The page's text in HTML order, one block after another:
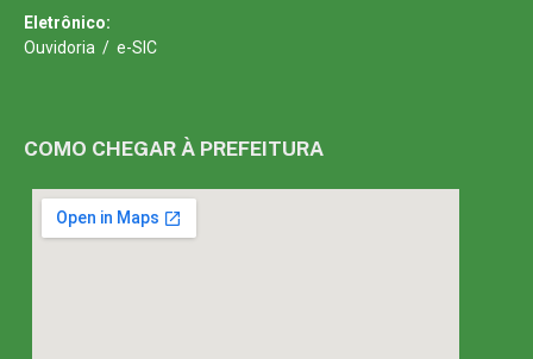
Eletrônico:
Ouvidoria / e-SIC
COMO CHEGAR À PREFEITURA